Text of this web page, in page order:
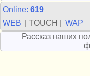
Online: 619
WEB
| TOUCH |
WAP
Рассказ наших